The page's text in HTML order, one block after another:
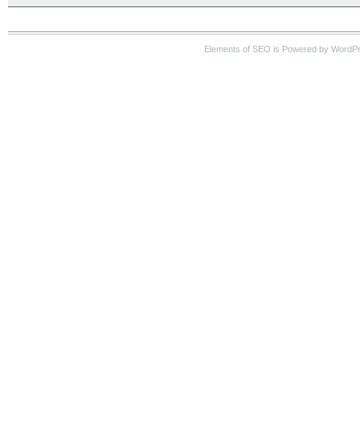
Elements of SEO is Powered by